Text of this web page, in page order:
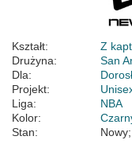
Kształt:
Z
Drużyna:
San
Dla:
Projekt:
Liga:
NBA
Kolor:
Stan: